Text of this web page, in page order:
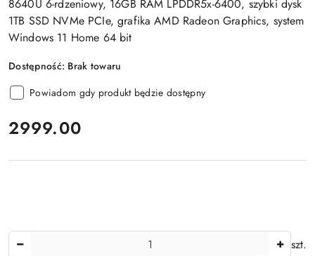
8640U 6-rdzeniowy, 16GB RAM LPDDR5x-6400, szybki dysk
1TB SSD NVMe PCIe, grafika AMD Radeon Graphics, system
Windows 11 Home 64 bit
Dostępność: Brak towaru
Powiadom gdy produkt będzie dostępny
cena:
2999.00
szt.